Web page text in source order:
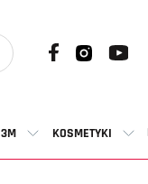
KOSMETYKI